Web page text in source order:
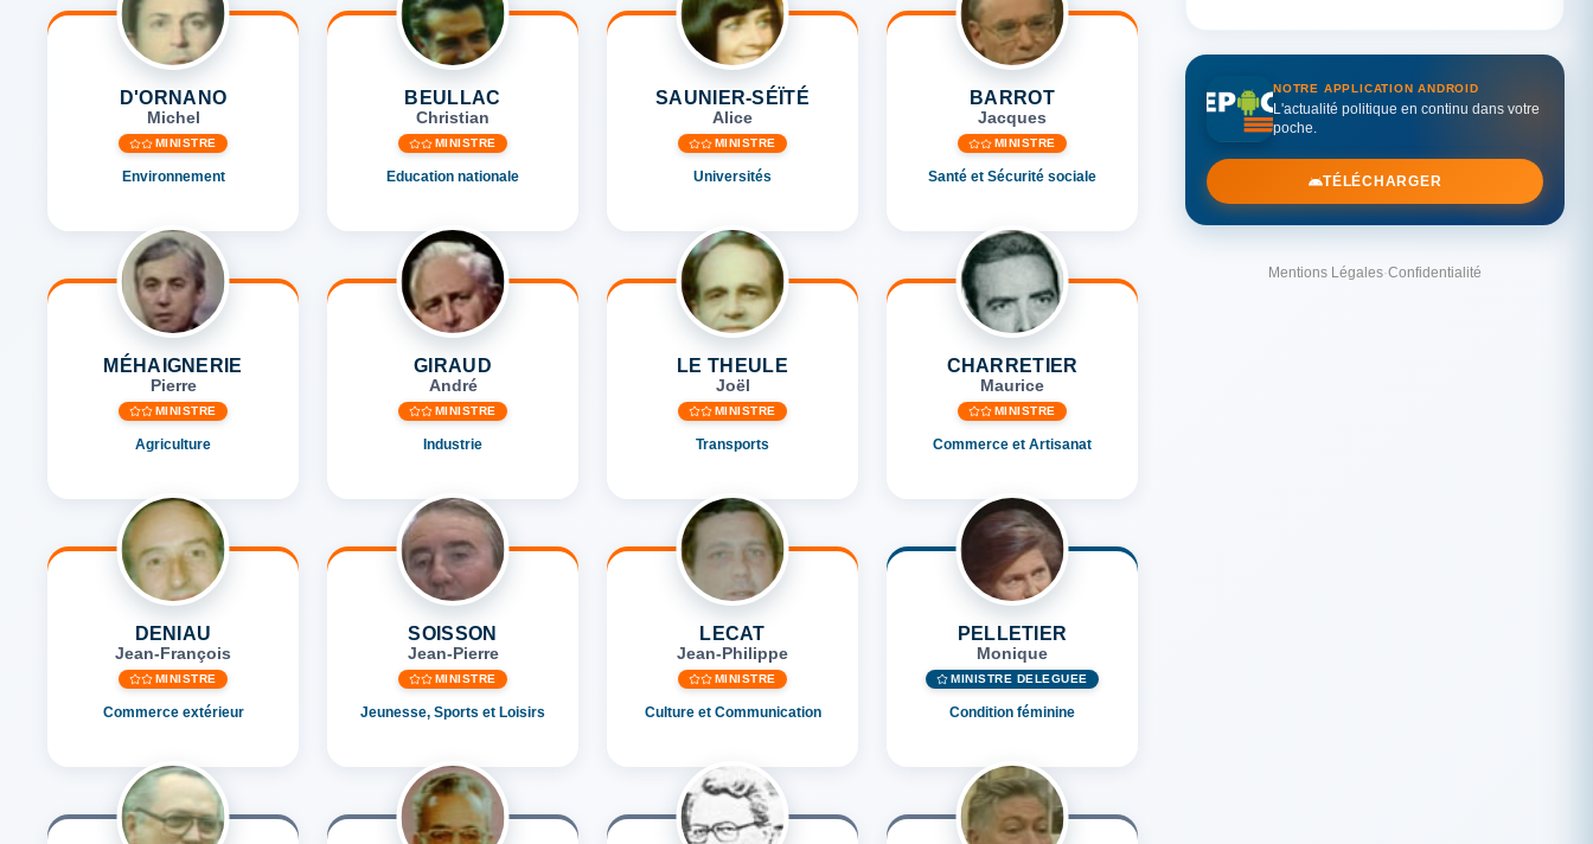
D'ORNANO
Michel
MINISTRE
Environnement
BEULLAC
Christian
MINISTRE
Education nationale
SAUNIER-SÉÏTÉ
Alice
MINISTRE
Universités
BARROT
Jacques
MINISTRE
Santé et Sécurité sociale
MÉHAIGNERIE
Pierre
MINISTRE
Agriculture
GIRAUD
André
MINISTRE
Industrie
LE THEULE
Joël
MINISTRE
Transports
CHARRETIER
Maurice
MINISTRE
Commerce et Artisanat
DENIAU
Jean-François
MINISTRE
Commerce extérieur
SOISSON
Jean-Pierre
MINISTRE
Jeunesse, Sports et Loisirs
LECAT
Jean-Philippe
MINISTRE
Culture et Communication
PELLETIER
Monique
MINISTRE DÉLÉGUÉE
Condition féminine
NOTRE APPLICATION ANDROID
L'actualité politique en continu dans votre
poche.
TÉLÉCHARGER
Mentions Légales·Confidentialité